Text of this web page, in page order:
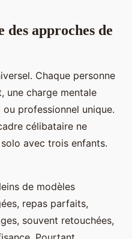
approches de
Chaque personne
une charge mentale
professionnel unique.
célibataire ne
avec trois enfants.
de modèles
repas parfaits,
souvent retouchées,